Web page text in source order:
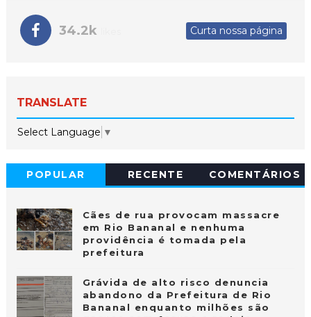
34.2k Curta nossa página
TRANSLATE
Select Language ▼
POPULAR RECENTE COMENTÁRIOS
Cães de rua provocam massacre
em Rio Bananal e nenhuma
providência é tomada pela
prefeitura
Grávida de alto risco denuncia
abandono da Prefeitura de Rio
Bananal enquanto milhões são